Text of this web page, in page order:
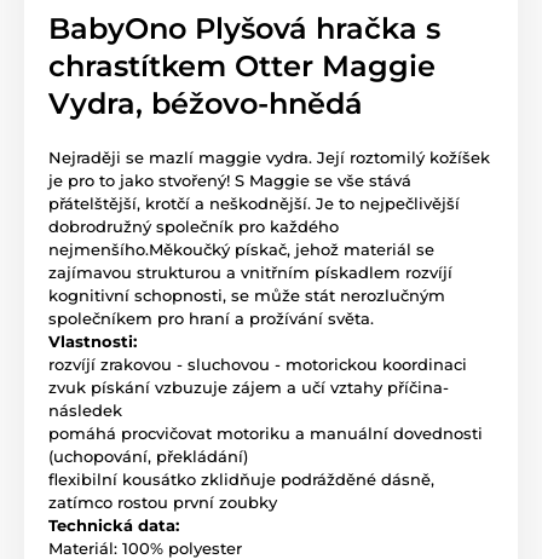
BabyOno Plyšová hračka s
chrastítkem Otter Maggie
Vydra, béžovo-hnědá
Nejraději se mazlí maggie vydra. Její roztomilý kožíšek
je pro to jako stvořený! S Maggie se vše stává
přátelštější, krotčí a neškodnější. Je to nejpečlivější
dobrodružný společník pro každého
nejmenšího.Měkoučký pískač, jehož materiál se
zajímavou strukturou a vnitřním pískadlem rozvíjí
kognitivní schopnosti, se může stát nerozlučným
společníkem pro hraní a prožívání světa.
Vlastnosti:
rozvíjí zrakovou - sluchovou - motorickou koordinaci
zvuk pískání vzbuzuje zájem a učí vztahy příčina-
následek
pomáhá procvičovat motoriku a manuální dovednosti
(uchopování, překládání)
flexibilní kousátko zklidňuje podrážděné dásně,
zatímco rostou první zoubky
Technická data:
Materiál: 100% polyester